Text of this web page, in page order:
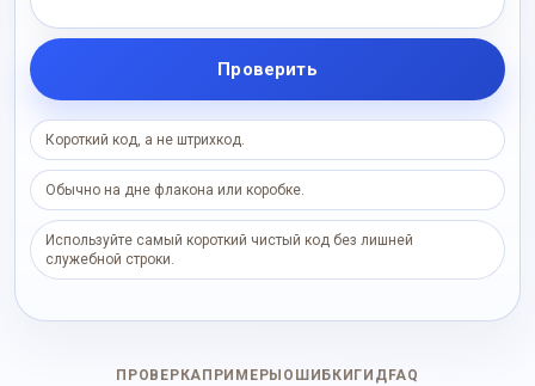
Проверить
Короткий код, а не штрихкод.
Обычно на дне флакона или коробке.
Используйте самый короткий чистый код без лишней
служебной строки.
ПРОВЕРКА ПРИМЕРЫ ОШИБКИ ГИД FAQ